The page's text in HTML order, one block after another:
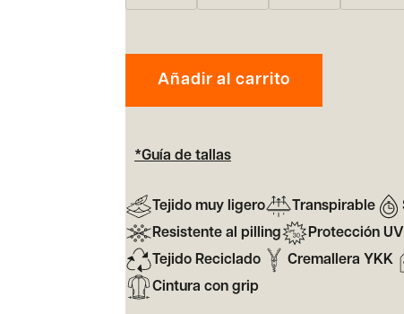
Añadir al carrito
*Guía de tallas
Tejido muy ligero Transpirable
Resistente al pilling
Protección UV
Tejido Reciclado
Cremallera YKK
Cintura con grip